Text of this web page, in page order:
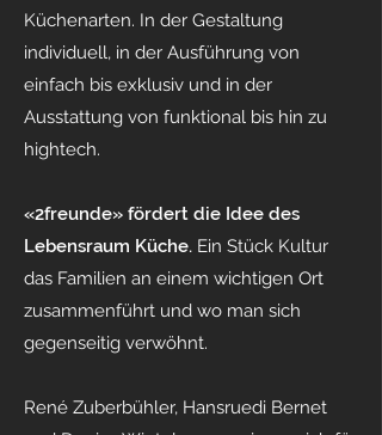
Küchenarten. In der Gestaltung
individuell, in der Ausführung von
einfach bis exklusiv und in der
Ausstattung von funktional bis hin zu
hightech.
«2freunde» fördert die Idee des
Lebensraum Küche. Ein Stück Kultur
das Familien an einem wichtigen Ort
zusammenführt und wo man sich
gegenseitig verwöhnt.
René Zuberbühler, Hansruedi Bernet